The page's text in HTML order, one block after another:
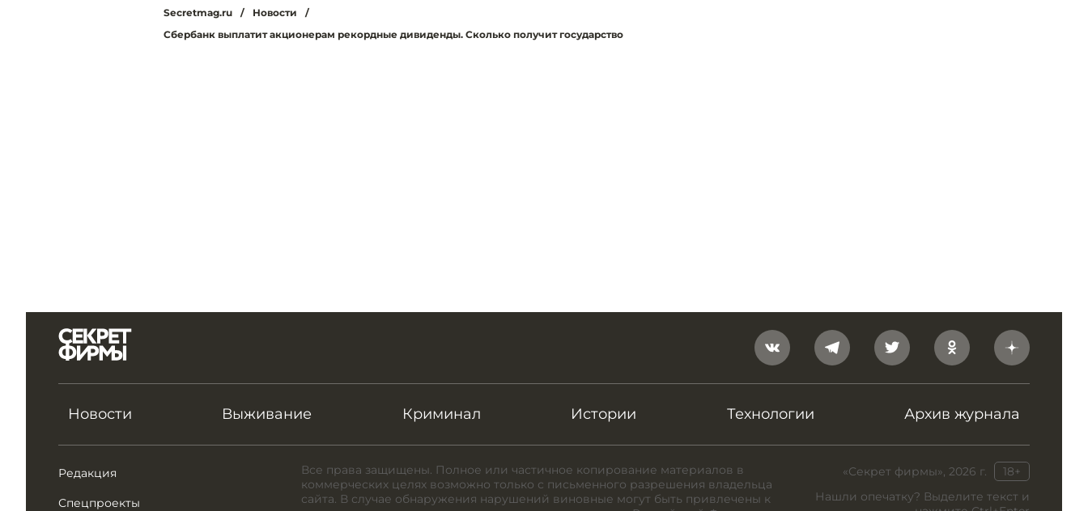
Secretmag.ru / Новости
/
Сбербанк выплатит акционерам рекордные дивиденды. Сколько получит государство
Новости Выживание Криминал Истории Технологии Архив журнала
Редакция
Спецпроекты
«Секрет фирмы», 2026 г.
18+
Нашли опечатку? Выделите текст и
Все права защищены. Полное или частичное копирование материалов в
коммерческих целях возможно только с письменного разрешения владельца
сайта. В случае обнаружения нарушений виновные могут быть привлечены к